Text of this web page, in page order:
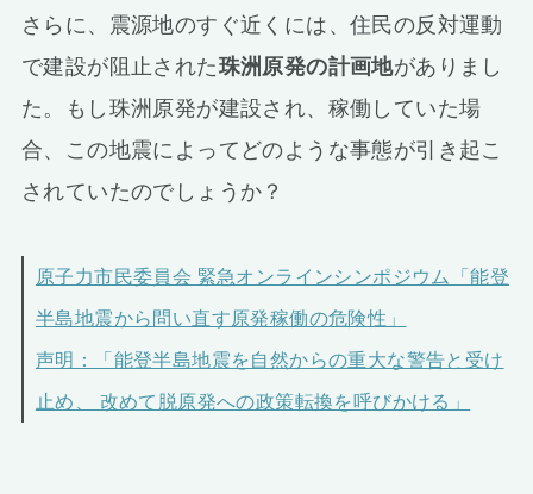
さらに、震源地のすぐ近くには、住民の反対運動
で建設が阻止された珠洲原発の計画地がありまし
た。もし珠洲原発が建設され、稼働していた場
合、この地震によってどのような事態が引き起こ
されていたのでしょうか？
原子力市民委員会 緊急オンラインシンポジウム「能登
半島地震から問い直す原発稼働の危険性」
声明：「能登半島地震を自然からの重大な警告と受け
止め、 改めて脱原発への政策転換を呼びかける」